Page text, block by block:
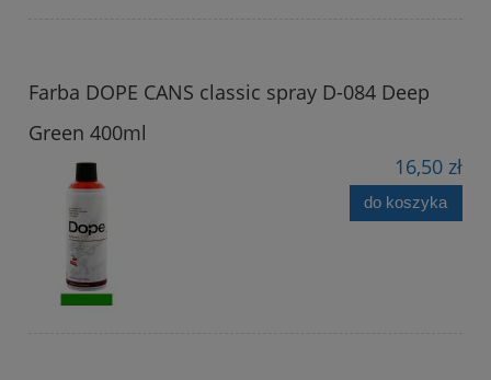
Farba DOPE CANS classic spray D-084 Deep
Green 400ml
16,50 zł
do koszyka